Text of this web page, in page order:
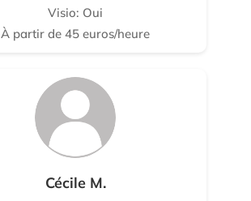
Visio: Oui
À partir de 45 euros/heure
Cécile M.